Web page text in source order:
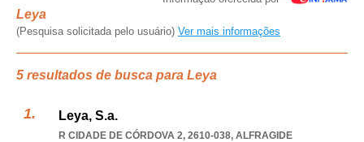
Leya
(Pesquisa solicitada pelo usuário) Ver mais informações
5 resultados de busca para Leya
Leya, S.a.
R CIDADE DE CÓRDOVA 2, 2610-038, ALFRAGIDE